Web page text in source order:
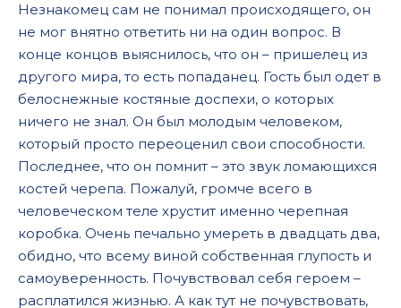
Незнакомец сам не понимал происходящего, он
не мог внятно ответить ни на один вопрос. В
конце концов выяснилось, что он – пришелец из
другого мира, то есть попаданец. Гость был одет в
белоснежные костяные доспехи, о которых
ничего не знал. Он был молодым человеком,
который просто переоценил свои способности.
Последнее, что он помнит – это звук ломающихся
костей черепа. Пожалуй, громче всего в
человеческом теле хрустит именно черепная
коробка. Очень печально умереть в двадцать два,
обидно, что всему виной собственная глупость и
самоуверенность. Почувствовал себя героем –
расплатился жизнью. А как тут не почувствовать,